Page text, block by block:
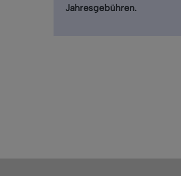
Jahresgebühren.